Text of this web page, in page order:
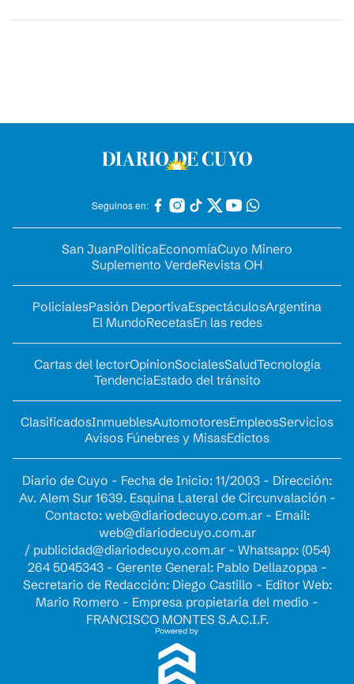
Seguinos en:
San JuanPolíticaEconomíaCuyo Minero
Suplemento VerdeRevista OH
PolicialesPasión DeportivaEspectáculosArgentina
El MundoRecetasEn las redes
Cartas del lectorOpinionSocialesSaludTecnología
TendenciaEstado del tránsito
ClasificadosInmueblesAutomotoresEmpleosServicios
Avisos Fúnebres y MisasEdictos
Diario de Cuyo - Fecha de Inicio: 11/2003 - Dirección:
Av. Alem Sur 1639. Esquina Lateral de Circunvalación -
Contacto: web@diariodecuyo.com.ar- Email:
web@diariodecuyo.com.ar
/ publicidad@diariodecuyo.com.ar- Whatsapp: (054)
264 5045343 - Gerente General: Pablo Dellazoppa -
Secretario de Redacción: Diego Castillo - Editor Web:
Mario Romero - Empresa propietaria del medio -
FRANCISCO MONTES S.A.C.I.F.